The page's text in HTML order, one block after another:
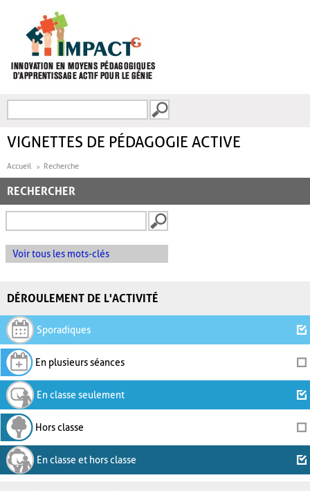
FORMULAIRE DE
VIGNETTES DE PÉDAGOGIE ACTIVE
Accueil Recherche
RECHERCHER
Voir tous les mots-clés
DÉROULEMENT DE L'ACTIVITÉ
Sporadiques
En plusieurs séances
En classe seulement
Hors classe
En classe et hors classe